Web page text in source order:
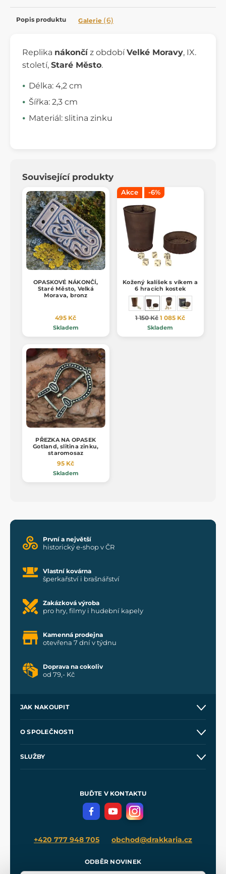
Popis produktu Galerie (6)
Replika nákončíz obdobíVelké Moravy, IX.
století, Staré Město.
Délka: 4,2 cm
Šířka: 2,3 cm
Materiál: slitina zinku
Související produkty
OPASKOVÉ NÁKONČÍ,
Staré Město, Velká
Morava, bronz
495 Kč
Skladem
Akce -6%
Kožený kalíšek s víkem a
6 hracích kostek
1 150 Kč 1 085 Kč
Skladem
PŘEZKA NA OPASEK
Gotland, slitina zinku,
staromosaz
95 Kč
Skladem
První a největší
historický e-shop v ČR
Vlastní kovárna
šperkařství i brašnářství
Zakázková výroba
pro hry, filmy i hudební kapely
Kamenná prodejna
otevřena 7 dní v týdnu
Doprava na cokoliv
od 79,- Kč
JAK NAKOUPIT
Velkoobchod
O SPOLEČNOSTI
SLUŽBY
Meče pro Kingdom Come
BUĎTE V KONTAKTU
+420 777 948 705 obchod@drakkaria.cz
ODBĚR NOVINEK